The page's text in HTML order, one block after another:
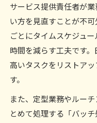
サービス提供責任者が
い方を見直すことが不
ごとにタイムスケジュ
時間を減らす工夫です
高いタスクをリストア
す。
また、定型業務やルー
とめて処理する「バッ